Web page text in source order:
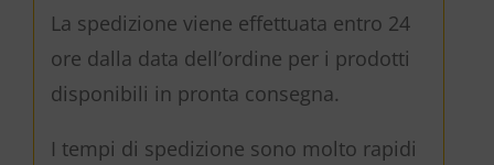
La spedizione viene effettuata entro 24
ore dalla data dell’ordine per i prodotti
disponibili in pronta consegna.
I tempi di spedizione sono molto rapidi